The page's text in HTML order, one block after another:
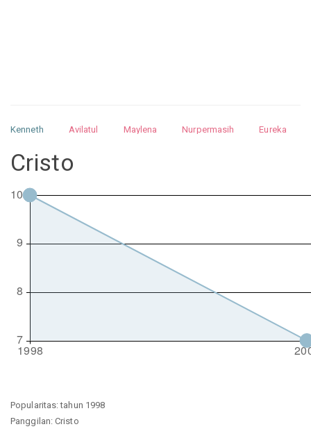
Kenneth Avilatul Maylena Nurpermasih
Eureka
Nurhilman
Pathin
Cristo
Popularitas: tahun 1998
Panggilan: Cristo